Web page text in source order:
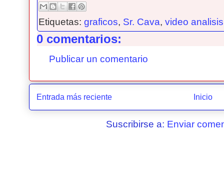
Etiquetas:graficos, Sr. Cava,video
0 comentarios:
Publicar un comentario
Entrada más reciente Inicio
Suscribirse a: Enviar